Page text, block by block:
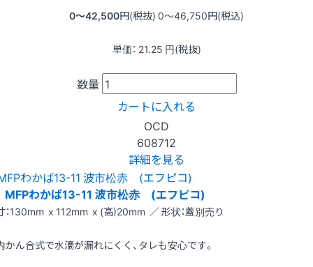
0〜42,500円(税抜) 0〜46,750円(税込)
単価： 21.25 円(税抜)
数量
カートに入れる
OCD
608712
詳細を見る
MFPわかば13-11 波市松赤 (エフピコ)
：130mm x 112mm x (高)20mm ／ 形状：蓋別売り
かん合式で水滴が漏れにくく、タレも安心です。